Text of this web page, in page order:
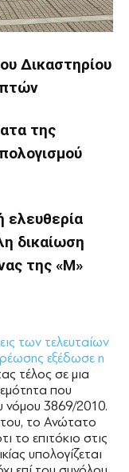
Δικαστηρίου
της
ελευθερία
δικαίωση
της «Μ»
των τελευταίων
εξέδωσε η
τέλος σε μια
που
νόμου 3869/2010.
το Ανώτατο
το επιτόκιο στις
υπολογίζεται